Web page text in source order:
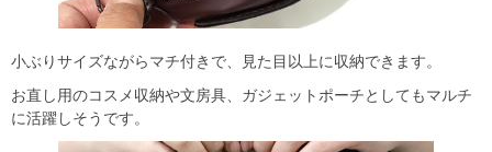
小ぶりサイズながらマチ付きで、見た目以上に収納できます。
お直し用のコスメ収納や文房具、ガジェットポーチとしてもマルチ
に活躍しそうです。